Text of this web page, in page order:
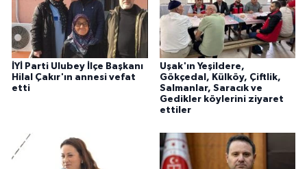
İYİ Parti Ulubey İlçe Başkanı
Hilal Çakır'ın annesi vefat
etti
Uşak'ın Yeşildere,
Gökçedal, Külköy, Çiftlik,
Salmanlar, Saracık ve
Gedikler köylerini ziyaret
ettiler